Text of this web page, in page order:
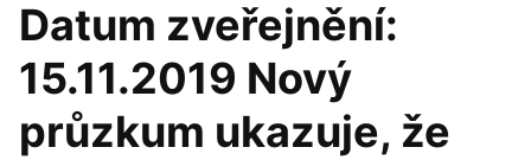
Datum zveřejnění:
15.11.2019 Nový
průzkum ukazuje, že